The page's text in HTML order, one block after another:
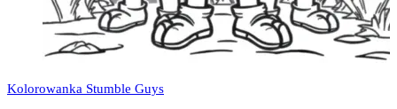
Kolorowanka Stumble Guys